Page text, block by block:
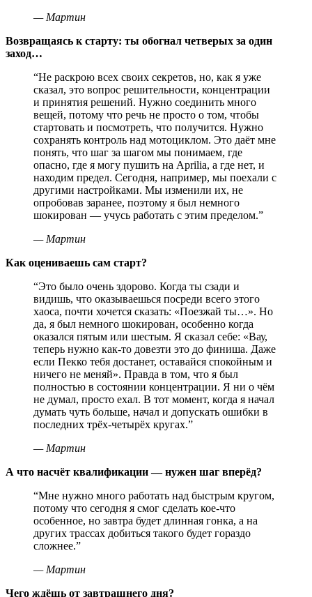
— Мартин
Возвращаясь к старту: ты обогнал четверых за один
заход…
“Не раскрою всех своих секретов, но, как я уже
сказал, это вопрос решительности, концентрации
и принятия решений. Нужно соединить много
вещей, потому что речь не просто о том, чтобы
стартовать и посмотреть, что получится. Нужно
сохранять контроль над мотоциклом. Это даёт мне
понять, что шаг за шагом мы понимаем, где
опасно, где я могу пушить на Aprilia, а где нет, и
находим предел. Сегодня, например, мы поехали с
другими настройками. Мы изменили их, не
опробовав заранее, поэтому я был немного
шокирован — учусь работать с этим пределом.”
— Мартин
Как оцениваешь сам старт?
“Это было очень здорово. Когда ты сзади и
видишь, что оказываешься посреди всего этого
хаоса, почти хочется сказать: «Поезжай ты…». Но
да, я был немного шокирован, особенно когда
оказался пятым или шестым. Я сказал себе: «Вау,
теперь нужно как-то довезти это до финиша. Даже
если Пекко тебя достанет, оставайся спокойным и
ничего не меняй». Правда в том, что я был
полностью в состоянии концентрации. Я ни о чём
не думал, просто ехал. В тот момент, когда я начал
думать чуть больше, начал и допускать ошибки в
последних трёх-четырёх кругах.”
— Мартин
А что насчёт квалификации — нужен шаг вперёд?
“Мне нужно много работать над быстрым кругом,
потому что сегодня я смог сделать кое-что
особенное, но завтра будет длинная гонка, а на
других трассах добиться такого будет гораздо
сложнее.”
— Мартин
Чего ждёшь от завтрашнего дня?